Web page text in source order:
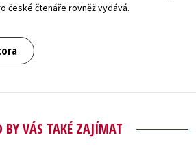
české čtenáře rovněž vydává.
BY VÁS TAKÉ ZAJÍMAT